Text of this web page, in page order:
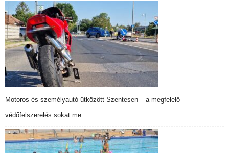
Motoros és személyautó ütközött Szentesen – a megfelelő
védőfelszerelés sokat me…